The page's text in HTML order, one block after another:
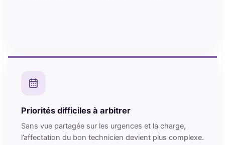
Priorités difficiles à arbitrer
Sans vue partagée sur les urgences et la charge,
l’affectation du bon technicien devient plus complexe.